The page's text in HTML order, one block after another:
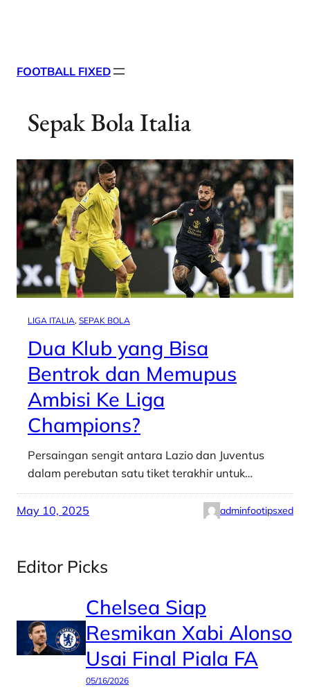
FOOTBALL FIXED
Sepak Bola Italia
LIGA ITALIA, SEPAK BOLA
Dua Klub yang Bisa
Bentrok dan Memupus
Ambisi Ke Liga
Champions?
Persaingan sengit antara Lazio dan Juventus
dalam perebutan satu tiket terakhir untuk…
May 10, 2025 adminfootipsxed
Editor Picks
Chelsea Siap
Resmikan Xabi Alonso
Usai Final Piala FA
05/16/2026